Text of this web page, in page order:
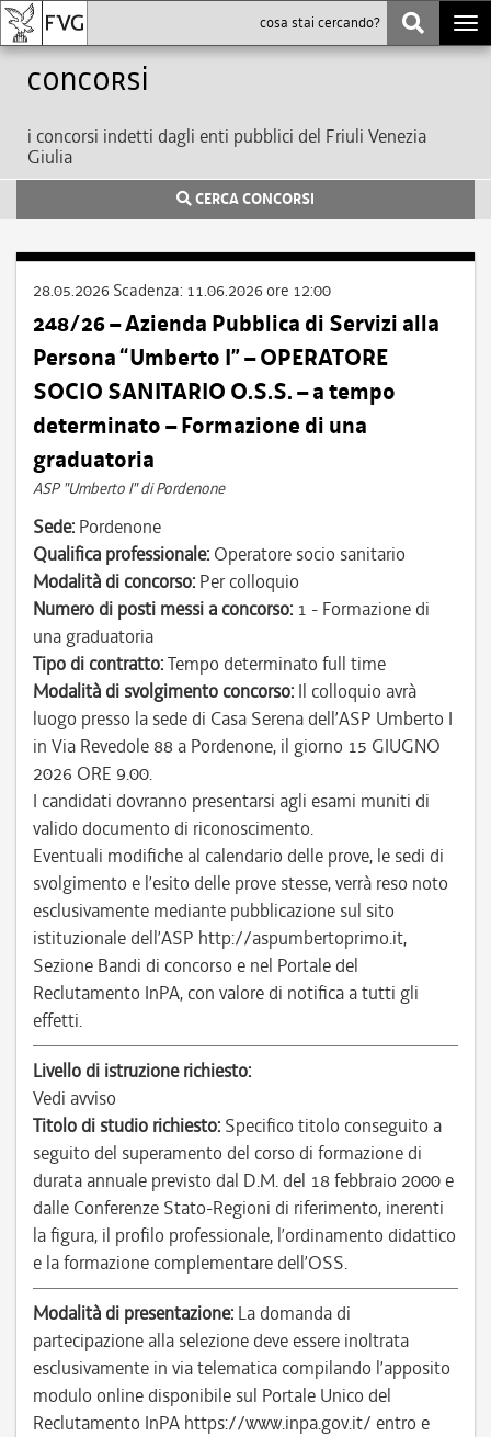
Concorsi
i concorsi indetti dagli enti pubblici del Friuli Venezia
Giulia
CERCA CONCORSI
28.05.2026 Scadenza: 11.06.2026 ore 12:00
248/26 – Azienda Pubblica di Servizi alla
Persona “Umberto I” – OPERATORE
SOCIO SANITARIO O.S.S. – a tempo
determinato – Formazione di una
graduatoria
ASP "Umberto I" di Pordenone
Sede: Pordenone
Qualifica professionale: Operatore socio sanitario
Modalità di concorso: Per colloquio
Numero di posti messi a concorso: 1 - Formazione di
una graduatoria
Tipo di contratto:Tempo determinato full time
Modalità di svolgimento concorso: Il colloquio avrà
luogo presso la sede di Casa Serena dell’ASP Umberto I
in Via Revedole 88 a Pordenone, il giorno 15 GIUGNO
2026 ORE 9.00.
I candidati dovranno presentarsi agli esami muniti di
valido documento di riconoscimento.
Eventuali modifiche al calendario delle prove, le sedi di
svolgimento e l’esito delle prove stesse, verrà reso noto
esclusivamente mediante pubblicazione sul sito
istituzionale dell’ASP http://aspumbertoprimo.it,
Sezione Bandi di concorso e nel Portale del
Reclutamento InPA, con valore di notifica a tutti gli
effetti.
Livello di istruzione richiesto:
Vedi avviso
Titolo di studio richiesto: Specifico titolo conseguito a
seguito del superamento del corso di formazione di
durata annuale previsto dal D.M. del 18 febbraio 2000 e
dalle Conferenze Stato-Regioni di riferimento, inerenti
la figura, il profilo professionale, l’ordinamento didattico
e la formazione complementare dell’OSS.
Modalità di presentazione: La domanda di
partecipazione alla selezione deve essere inoltrata
esclusivamente in via telematica compilando l’apposito
modulo online disponibile sul Portale Unico del
Reclutamento InPA https://www.inpa.gov.it/ entro e